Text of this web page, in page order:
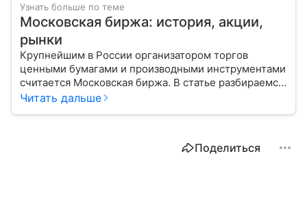
Узнать больше по теме
Московская биржа: история, акции,
рынки
Крупнейшим в России организатором торгов
ценными бумагами и производными инструментами
считается Московская биржа. В статье разбираемся,
как новичкам начать инвестировать на площадке
Читать дальше
Поделиться